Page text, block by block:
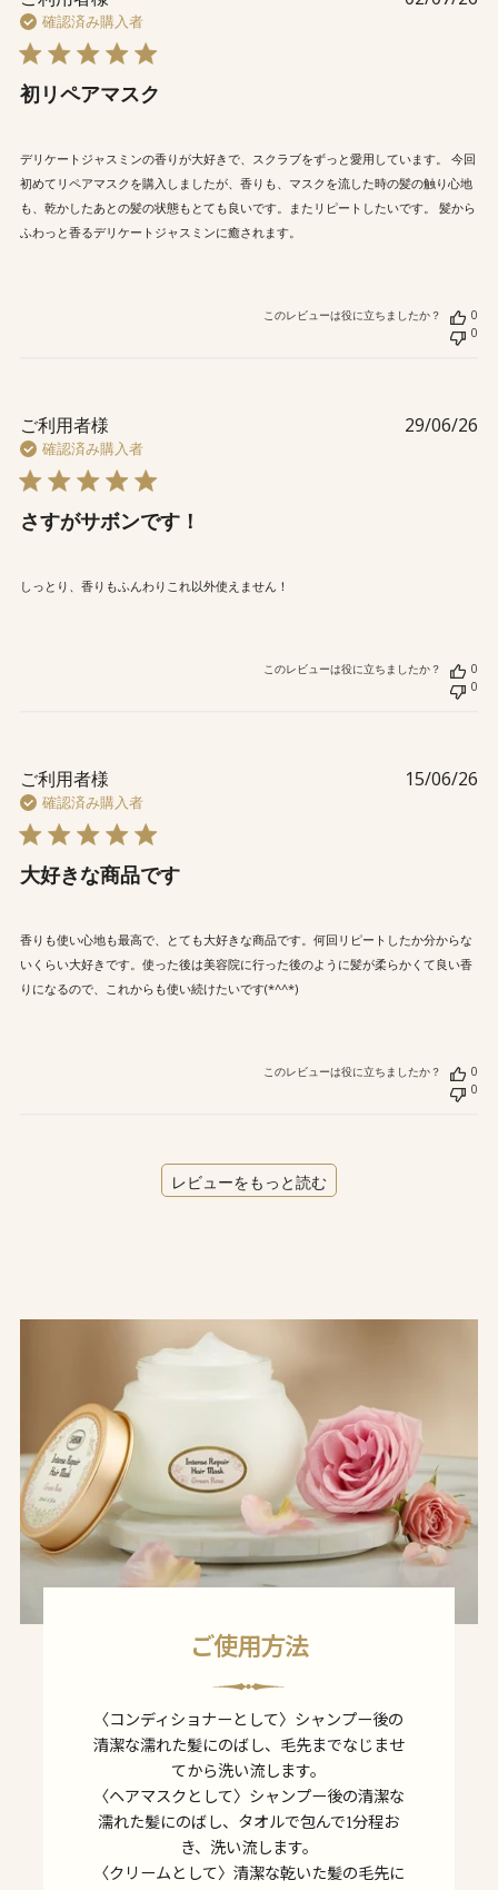
確認済み購入者
初リペアマスク
デリケートジャスミンの香りが大好きで、スクラブをずっと愛用しています。 今回
初めてリペアマスクを購入しましたが、香りも、マスクを流した時の髪の触り心地
も、乾かしたあとの髪の状態もとても良いです。またリピートしたいです。 髪から
ふわっと香るデリケートジャスミンに癒されます。
このレビューは役に立ちましたか？
0
0
ご利用者様
確認済み購入者
さすがサボンです！
しっとり、香りもふんわりこれ以外使えません！
29/06/26
このレビューは役に立ちましたか？
0
0
ご利用者様
確認済み購入者
大好きな商品です
香りも使い心地も最高で、とても大好きな商品です。何回リピートしたか分からな
いくらい大好きです。使った後は美容院に行った後のように髪が柔らかくて良い香
りになるので、これからも使い続けたいです(*^^*)
15/06/26
このレビューは役に立ちましたか？
0
0
レビューをもっと読む
ご使用方法
〈コンディショナーとして〉シャンプー後の
清潔な濡れた髪にのばし、毛先までなじませ
てから洗い流します。
〈ヘアマスクとして〉シャンプー後の清潔な
濡れた髪にのばし、タオルで包んで1分程お
き、洗い流します。
〈クリームとして〉清潔な乾いた髪の毛先に